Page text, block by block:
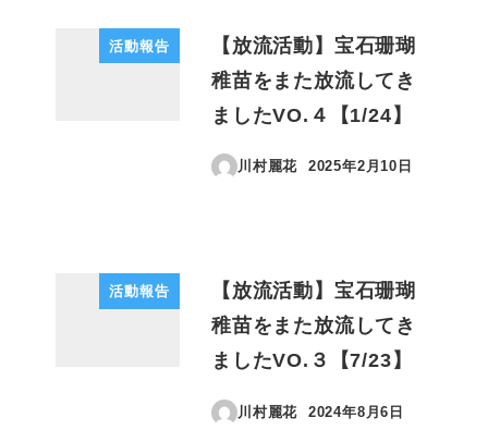
活動報告
【放流活動】宝石珊瑚
稚苗をまた放流してき
ましたVO.４【1/24】
川村麗花
投稿日
2025年2月10日
活動報告
【放流活動】宝石珊瑚
稚苗をまた放流してき
ましたVO.３【7/23】
川村麗花
投稿日
2024年8月6日